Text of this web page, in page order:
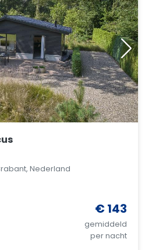
Nederland
€ 143
gemiddeld
per nacht